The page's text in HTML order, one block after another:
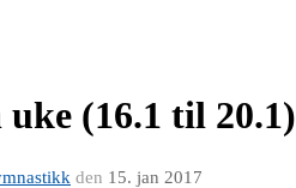
(16.1 til 20.1)
den 15. jan 2017